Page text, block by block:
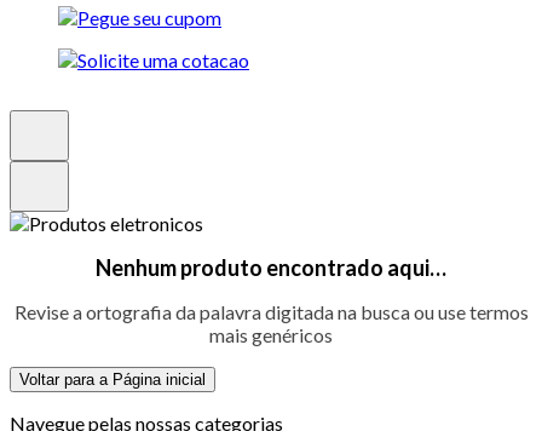
Nenhum produto encontrado aqui…
Revise a ortografia da palavra digitada na busca ou use termos
mais genéricos
Voltar para a Página inicial
Navegue pelas nossas categorias